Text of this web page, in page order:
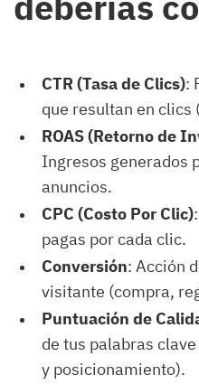
CTR (Tasa de Clics):
que resultan en clics
ROAS (Retorno de
Ingresos generados
anuncios.
CPC (Costo Por Clic)
pagas por cada clic.
Conversión: Acción
visitante (compra,
Puntuación de
de tus palabras
y posicionamiento).